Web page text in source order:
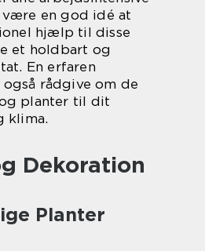
være en god idé at
hjælp til disse
et holdbart og
En erfaren
rådgive om de
planter til dit
klima.
Dekoration
Planter